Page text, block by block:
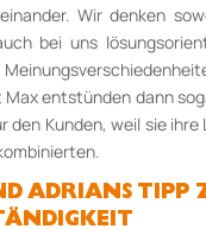
Wir denken
bei uns
Max entstünden dann
den Kunden, weil sie
ADRIANS TIPP